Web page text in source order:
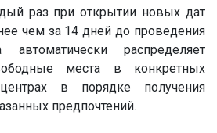
раз при открытии новых дат
чем за 14 дней до проведения
автоматически распределяет
места в конкретных
в порядке получения
предпочтений.